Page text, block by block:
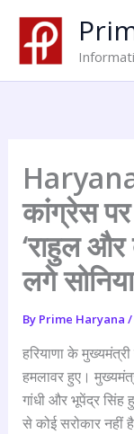
content
कांग्रेस
‘राहुल
लगे
By Prime Haryana /
हरियाणा के
हमलावर हुए।
गांधी और भूपेंद्र सिंह
से कोई सरोकार नहीं